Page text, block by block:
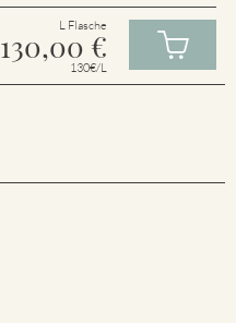
L Flasche
130,00 €
130€/L